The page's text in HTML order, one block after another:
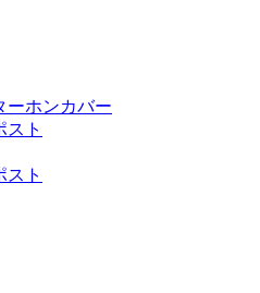
ーホンカバー
スト
スト